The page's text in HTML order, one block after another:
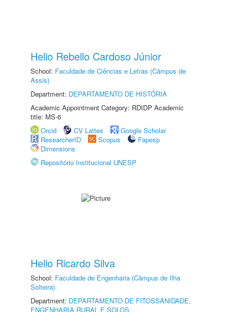
Helio Rebello Cardoso Júnior
School: Faculdade de Ciências e Letras (Câmpus de
Assis)
Department: DEPARTAMENTO DE HISTÓRIA
Academic Appointment Category: RDIDP Academic
title: MS-6
Orcid
CV Lattes
Google Scholar
ResearcherID
Scopus
Fapesp
Dimensions
Repositório Institucional UNESP
Helio Ricardo Silva
School: Faculdade de Engenharia (Câmpus de Ilha
Solteira)
Department: DEPARTAMENTO DE FITOSSANIDADE,
ENGENHARIA RURAL E SOLOS